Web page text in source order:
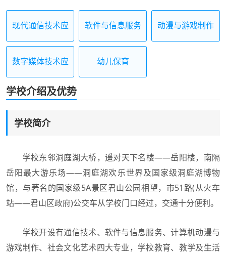
现代通信技术应
软件与信息服务 动漫与游戏制作
数字媒体技术应
幼儿保育
学校介绍及优势
学校简介
学校东邻洞庭湖大桥，遥对天下名楼——岳阳楼，南隔
岳阳最大游乐场——洞庭湖欢乐世界及国家级洞庭湖博物
馆，与著名的国家级5A景区君山公园相望，市51路(从火车
站——君山区政府)公交车从学校门口经过，交通十分便利。
学校开设有通信技术、软件与信息服务、计算机动漫与
游戏制作、社会文化艺术四大专业，学校教育、教学及生活